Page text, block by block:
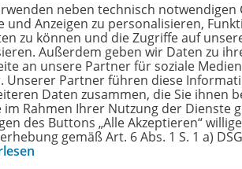
OD100095000018
2
am
19.01.2013
neben technisch notwendigen
und Anzeigen zu personalisieren,
zu können und die Zugriffe auf
Außerdem geben wir Daten zu
an unsere Partner für soziale
Unserer Partner führen diese
Daten zusammen, die Sie ihnen
im Rahmen Ihrer Nutzung der Dienste
des Buttons „Alle Akzeptieren“
gemäß Art. 6 Abs. 1 S. 1 a)